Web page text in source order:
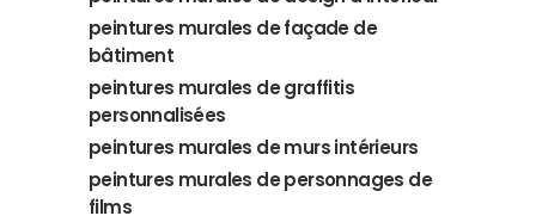
peintures murales de façade de
bâtiment
peintures murales de graffitis
personnalisées
peintures murales de murs intérieurs
peintures murales de personnages de
films